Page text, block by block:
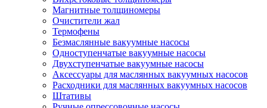
Магнитные толщиномеры
Очистители жал
Термофены
Безмаслянные вакуумные насосы
Одноступенчатые вакуумные насосы
Двухступенчатые вакуумные насосы
Аксессуары для маслянных вакуумных насосов
Расходники для маслянных вакуумных насосов
Штативы